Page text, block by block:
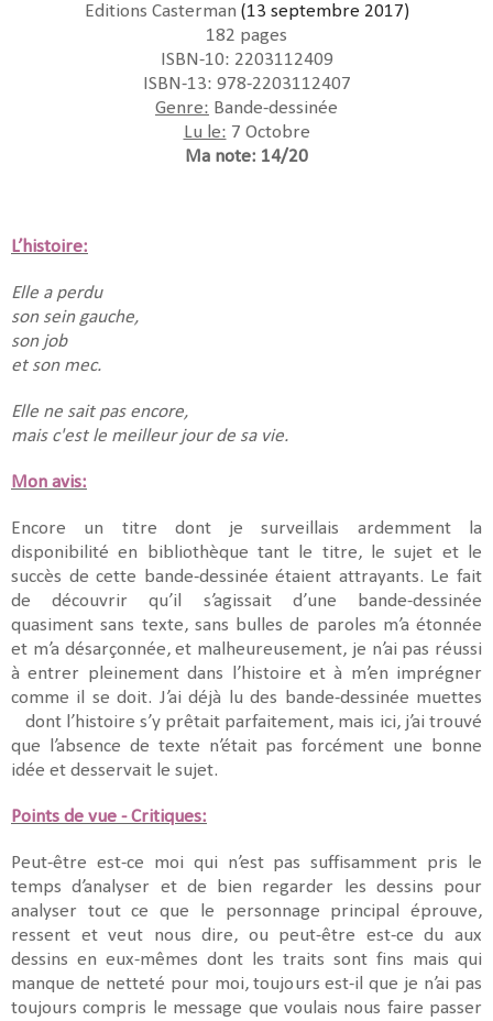
Editions Casterman (13 septembre 2017)
182 pages
ISBN-10: 2203112409
ISBN-13: 978-2203112407
Genre: Bande-dessinée
Lu le: 7 Octobre
Ma note: 14/20
L’histoire:
Elle a perdu
son sein gauche,
son job
et son mec.
Elle ne sait pas encore,
mais c'est le meilleur jour de sa vie.
Mon avis:
Encore un titre dont je surveillais ardemment la
disponibilité en bibliothèque tant le titre, le sujet et le
succès de cette bande-dessinée étaient attrayants. Le fait
de découvrir qu’il s’agissait d’une bande-dessinée
quasiment sans texte, sans bulles de paroles m’a étonnée
et m’a désarçonnée, et malheureusement, je n’ai pas réussi
à entrer pleinement dans l’histoire et à m’en imprégner
comme il se doit. J’ai déjà lu des bande-dessinée muettes
dont l’histoire s’y prêtait parfaitement, mais ici, j’ai trouvé
que l’absence de texte n’était pas forcément une bonne
idée et desservait le sujet.
Points de vue - Critiques:
Peut-être est-ce moi qui n’est pas suffisamment pris le
temps d’analyser et de bien regarder les dessins pour
analyser tout ce que le personnage principal éprouve,
ressent et veut nous dire, ou peut-être est-ce du aux
dessins en eux-mêmes dont les traits sont fins mais qui
manque de netteté pour moi, toujours est-il que je n’ai pas
toujours compris le message que voulais nous faire passer